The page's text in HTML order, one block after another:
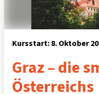
Kursstart: 8. Oktober
Graz – die
Österreichs